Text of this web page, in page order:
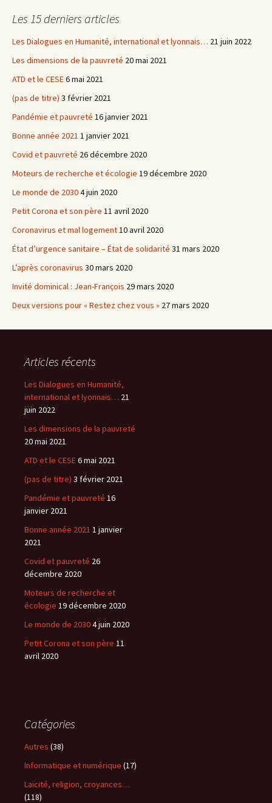
Les 15 derniers articles
Les Dialogues en Humanité, international et lyonnais… 21 juin 2022
Les dimensions de la pauvreté 20 mai 2021
ATD et le CESE6 mai 2021
(pas de titre) 3 février 2021
Pandémie et pauvreté 16 janvier 2021
Bonne année 2021 1 janvier 2021
Covid et pauvreté 26 décembre 2020
Moteurs de recherche et écologie 19 décembre 2020
Le monde de 20304 juin 2020
Petit Corona et son père 11 avril 2020
Coronavirus et mal logement10 avril 2020
État d’urgence sanitaire – État de solidarité 31 mars 2020
L’après coronavirus 30 mars 2020
Invité dominical : Jean-François 29 mars 2020
Deux versions pour « Restez chez vous » 27 mars 2020
Articles récents
Les Dialogues en Humanité,
international et lyonnais… 21
juin 2022
Les dimensions de la pauvreté
20 mai 2021
ATD et le CESE6 mai 2021
(pas de titre) 3 février 2021
Pandémie et pauvreté 16
janvier 2021
Bonne année 2021 1 janvier
2021
Covid et pauvreté 26
décembre 2020
Moteurs de recherche et
écologie 19 décembre 2020
Le monde de 20304 juin 2020
Petit Corona et son père 11
avril 2020
Catégories
Autres (38)
Informatique et numérique (17)
Laïcité, religion, croyances…
(118)